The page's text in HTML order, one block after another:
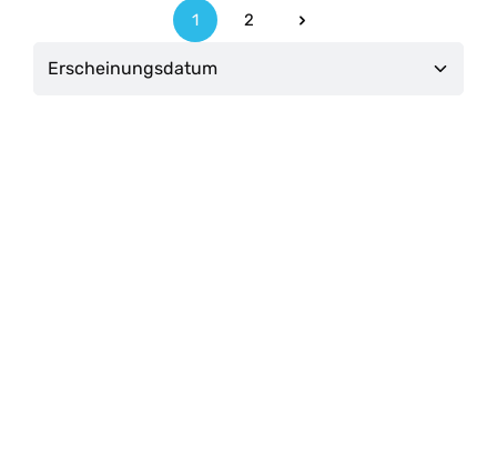
Seite
1
Seite
2